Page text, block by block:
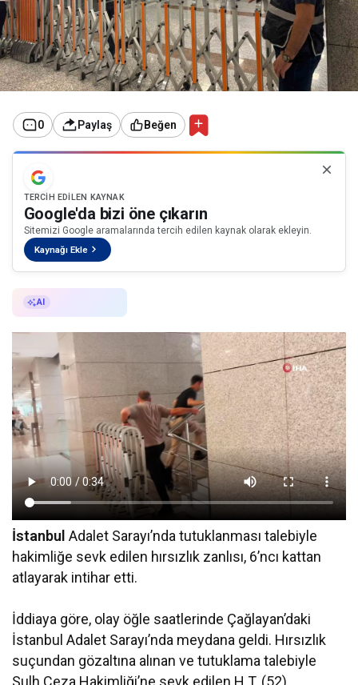
0 Paylaş Beğen
TERCIH EDILEN KAYNAK
Google'da bizi öne çıkarın
Sitemizi Google aramalarında tercih edilen kaynak olarak ekleyin.
Kaynağı Ekle
AI
İstanbul Adalet Sarayı’nda tutuklanması talebiyle
hakimliğe sevk edilen hırsızlık zanlısı, 6’ncı kattan
atlayarak intihar etti.
İddiaya göre, olay öğle saatlerinde Çağlayan’daki
İstanbul Adalet Sarayı’nda meydana geldi. Hırsızlık
suçundan gözaltına alınan ve tutuklama talebiyle
Sulh Ceza Hakimliği’ne sevk edilen H.T. (52),